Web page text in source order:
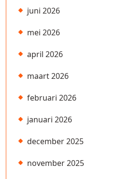
juni 2026
mei 2026
april 2026
maart 2026
februari 2026
januari 2026
december 2025
november 2025